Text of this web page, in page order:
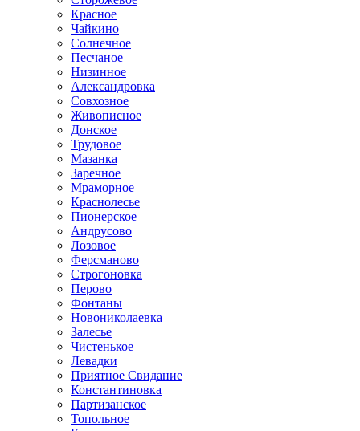
Красное
Чайкино
Солнечное
Песчаное
Низинное
Александровка
Совхозное
Живописное
Донское
Трудовое
Мазанка
Заречное
Мраморное
Краснолесье
Пионерское
Андрусово
Лозовое
Ферсманово
Строгоновка
Перово
Фонтаны
Новониколаевка
Залесье
Чистенькое
Левадки
Приятное Свидание
Константиновка
Партизанское
Топольное